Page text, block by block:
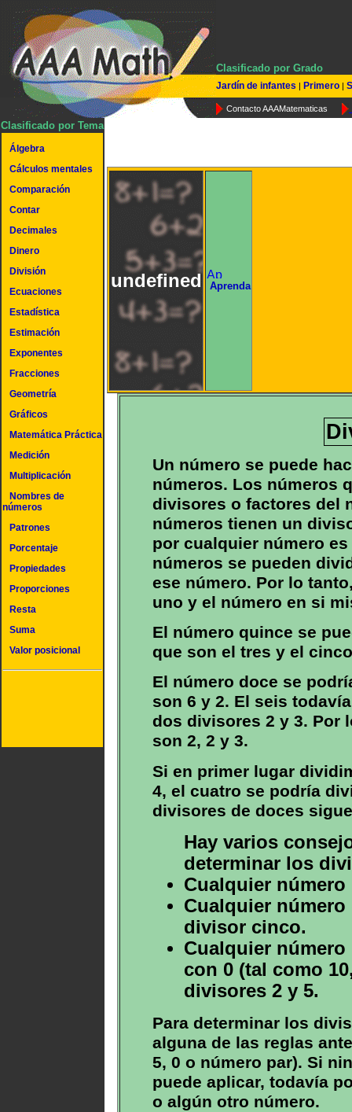
Clasificado por Grado
Jardín de infantes | Primero |
Contacto AAAMatematicas
Clasificado por Tema
Álgebra
Cálculos mentales
Comparación
Contar
Decimales
Dinero
División
Ecuaciones
Estadística
Estimación
Exponentes
Fracciones
Geometría
Gráficos
Matemática Práctica
Medición
Multiplicación
Nombres de
números
Patrones
Porcentaje
Propiedades
Proporciones
Resta
Suma
Valor posicional
undefined Aprenda
Un número se puede
números. Los números
divisores o factores del
números tienen un
por cualquier número
números se pueden
ese número. Por lo
uno y el número en si
El número quince se
que son el tres y el
El número doce se
son 6 y 2. El seis
dos divisores 2 y 3. Por
son 2, 2 y 3.
Si en primer lugar
4, el cuatro se podría
divisores de doces
Hay varios
determinar los
Cualquier
Cualquier
divisor cinco.
Cualquier
con 0 (tal como
divisores 2 y 5.
Para determinar los
alguna de las reglas
5, 0 o número par). Si
puede aplicar, todavía
o algún otro número.